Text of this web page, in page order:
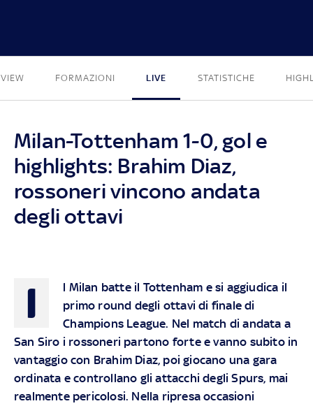
FORMAZIONI LIVE STATISTICHE
Milan-Tottenham 1-0, gol e
highlights: Brahim Diaz,
rossoneri vincono andata
degli ottavi
I
l Milan batte il Tottenham e si aggiudica il
primo round degli ottavi di finale di
Champions League. Nel match di andata a
San Siro i rossoneri partono forte e vanno subito in
vantaggio con Brahim Diaz, poi giocano una gara
ordinata e controllano gli attacchi degli Spurs, mai
realmente pericolosi. Nella ripresa occasioni